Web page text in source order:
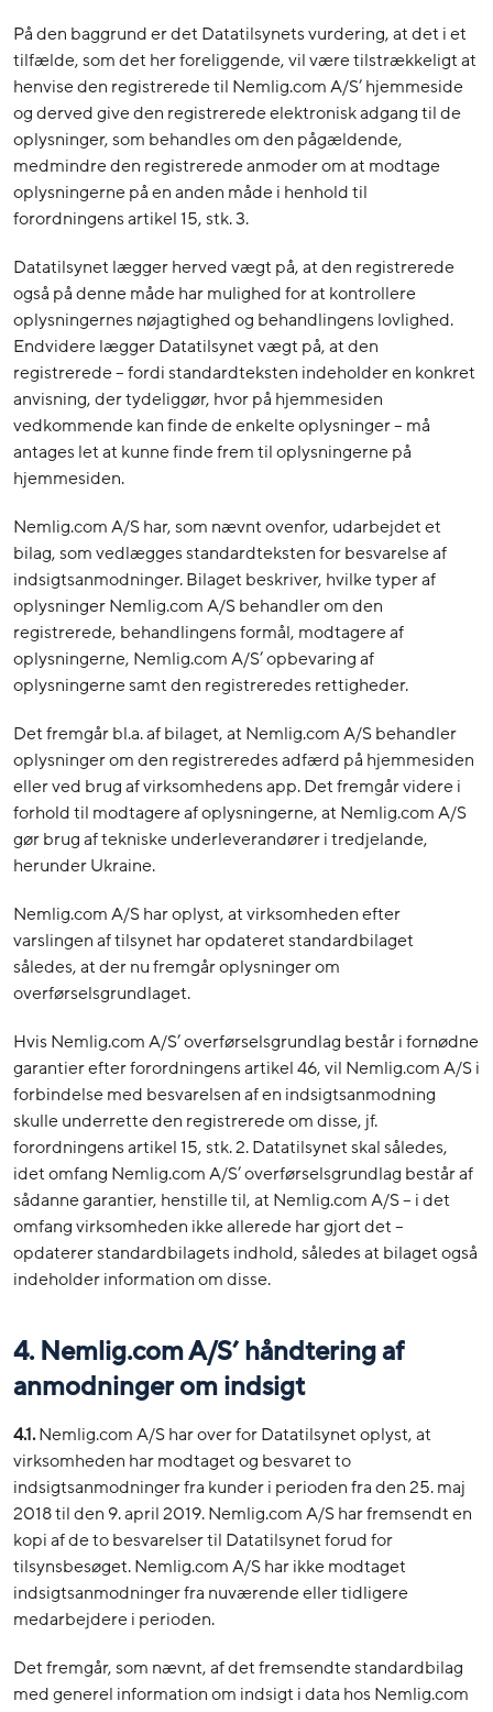
På den baggrund er det Datatilsynets vurdering, at det i et
tilfælde, som det her foreliggende, vil være tilstrækkeligt at
henvise den registrerede til Nemlig.com A/S’ hjemmeside
og derved give den registrerede elektronisk adgang til de
oplysninger, som behandles om den pågældende,
medmindre den registrerede anmoder om at modtage
oplysningerne på en anden måde i henhold til
forordningens artikel 15, stk. 3.
Datatilsynet lægger herved vægt på, at den registrerede
også på denne måde har mulighed for at kontrollere
oplysningernes nøjagtighed og behandlingens lovlighed.
Endvidere lægger Datatilsynet vægt på, at den
registrerede – fordi standardteksten indeholder en konkret
anvisning, der tydeliggør, hvor på hjemmesiden
vedkommende kan finde de enkelte oplysninger – må
antages let at kunne finde frem til oplysningerne på
hjemmesiden.
Nemlig.com A/S har, som nævnt ovenfor, udarbejdet et
bilag, som vedlægges standardteksten for besvarelse af
indsigtsanmodninger. Bilaget beskriver, hvilke typer af
oplysninger Nemlig.com A/S behandler om den
registrerede, behandlingens formål, modtagere af
oplysningerne, Nemlig.com A/S’ opbevaring af
oplysningerne samt den registreredes rettigheder.
Det fremgår bl.a. af bilaget, at Nemlig.com A/S behandler
oplysninger om den registreredes adfærd på hjemmesiden
eller ved brug af virksomhedens app. Det fremgår videre i
forhold til modtagere af oplysningerne, at Nemlig.com A/S
gør brug af tekniske underleverandører i tredjelande,
herunder Ukraine.
Nemlig.com A/S har oplyst, at virksomheden efter
varslingen af tilsynet har opdateret standardbilaget
således, at der nu fremgår oplysninger om
overførselsgrundlaget.
Hvis Nemlig.com A/S’ overførselsgrundlag består i fornødne
garantier efter forordningens artikel 46, vil Nemlig.com A/S i
forbindelse med besvarelsen af en indsigtsanmodning
skulle underrette den registrerede om disse, jf.
forordningens artikel 15, stk. 2. Datatilsynet skal således,
idet omfang Nemlig.com A/S’ overførselsgrundlag består af
sådanne garantier, henstille til, at Nemlig.com A/S – i det
omfang virksomheden ikke allerede har gjort det –
opdaterer standardbilagets indhold, således at bilaget også
indeholder information om disse.
4. Nemlig.com A/S’ håndtering af
anmodninger om indsigt
4.1.Nemlig.com A/S har over for Datatilsynet oplyst, at
virksomheden har modtaget og besvaret to
indsigtsanmodninger fra kunder i perioden fra den 25. maj
2018 til den 9. april 2019. Nemlig.com A/S har fremsendt en
kopi af de to besvarelser til Datatilsynet forud for
tilsynsbesøget. Nemlig.com A/S har ikke modtaget
indsigtsanmodninger fra nuværende eller tidligere
medarbejdere i perioden.
Det fremgår, som nævnt, af det fremsendte standardbilag
med generel information om indsigt i data hos Nemlig.com